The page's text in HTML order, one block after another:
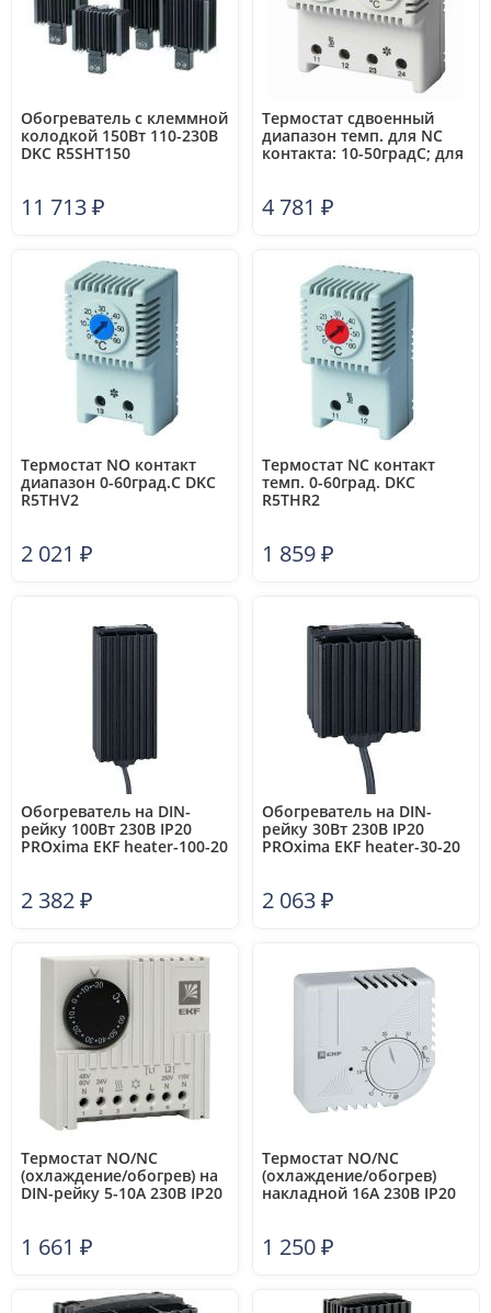
Обогреватель с клеммной
колодкой 150Вт 110-230В
DKC R5SHT150
11 713₽
Термостат сдвоенный
диапазон темп. для NC
контакта: 10-50градС; для
4 781 ₽
Термостат NO контакт
диапазон 0-60град.C DKC
R5THV2
2 021 ₽
Термостат NC контакт
темп. 0-60град. DKC
R5THR2
1 859₽
Обогреватель на DIN-
рейку 100Вт 230В IP20
PROxima EKF heater-100-20
2 382₽
Обогреватель на DIN-
рейку 30Вт 230В IP20
PROxima EKF heater-30-20
2 063₽
Термостат NO/NC
(охлаждение/обогрев) на
DIN-рейку 5-10А 230В IP20
1 661 ₽
Термостат NO/NC
(охлаждение/обогрев)
накладной 16А 230В IP20
1 250₽